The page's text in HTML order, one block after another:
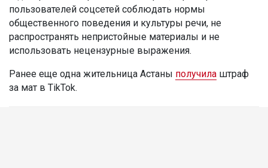
пользователей соцсетей соблюдать нормы
общественного поведения и культуры речи, не
распространять непристойные материалы и не
использовать нецензурные выражения.
Ранее еще одна жительница Астаны получила штраф
за мат в TikTok.